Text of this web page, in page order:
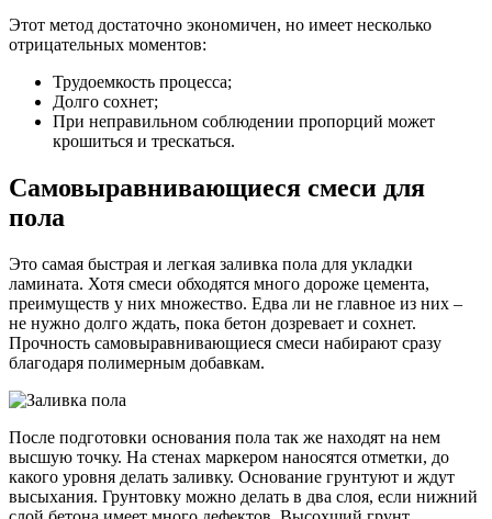
Этот метод достаточно экономичен, но имеет несколько
отрицательных моментов:
Трудоемкость процесса;
Долго сохнет;
При неправильном соблюдении пропорций может
крошиться и трескаться.
Самовыравнивающиеся смеси для
пола
Это самая быстрая и легкая заливка пола для укладки
ламината. Хотя смеси обходятся много дороже цемента,
преимуществ у них множество. Едва ли не главное из них –
не нужно долго ждать, пока бетон дозревает и сохнет.
Прочность самовыравнивающиеся смеси набирают сразу
благодаря полимерным добавкам.
После подготовки основания пола так же находят на нем
высшую точку. На стенах маркером наносятся отметки, до
какого уровня делать заливку. Основание грунтуют и ждут
высыхания. Грунтовку можно делать в два слоя, если нижний